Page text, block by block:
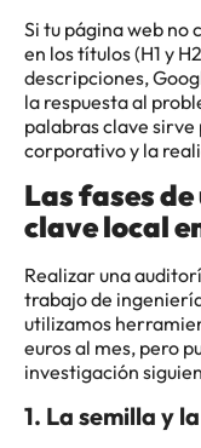
Si tu página web no
en los títulos (H1 y
descripciones,
la respuesta al
palabras clave
corporativo y la
Las fases
clave local
Realizar una
trabajo de
utilizamos
euros al mes, pero
investigación
1. La semilla y